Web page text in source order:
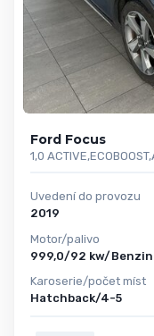
Ford Focus
1,0
Uvedení do provozu
2019
Motor/palivo
999,0/92 kw/Benzin
Karoserie/počet míst
Hatchback/4-5